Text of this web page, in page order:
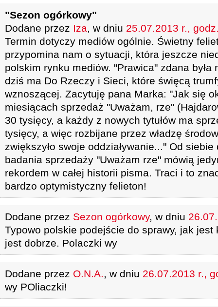
"Sezon ogórkowy"
Dodane przez Iza, w dniu 25.07.2013 r.,
Termin dotyczy mediów ogólnie. Świetny
przypomina nam o sytuacji, która jeszcze
polskim rynku mediów. "Prawica" zdana była
dziś ma Do Rzeczy i Sieci, które święcą
wznoszącej. Zacytuję pana Marka: "Jak się
miesiącach sprzedaż "Uważam, rze"
30 tysięcy, a każdy z nowych tytułów ma
tysięcy, a więc rozbijane przez władzę
zwiększyło swoje oddziaływanie..." Od
badania sprzedaży "Uważam rze" mówią
rekordem w całej historii pisma. Traci i to
bardzo optymistyczny felieton!
Dodane przez Sezon ogórkowy, w dniu
Typowo polskie podejście do sprawy, jak
jest dobrze. Polaczki wy
Dodane przez O.N.A., w dniu 26.07.2013 r.,
wy POliaczki!